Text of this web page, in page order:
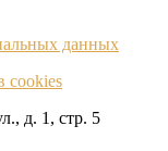
данных
cookies
д. 1, cтр. 5